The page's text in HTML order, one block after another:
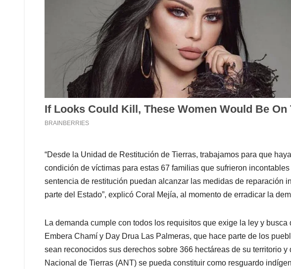
“Desde la Unidad de Restitución de Tierras, trabajamos para que
condición de víctimas para estas 67 familias que sufrieron
sentencia de restitución puedan alcanzar las medidas de reparación
parte del Estado”, explicó Coral Mejía, al momento de erradicar la
La demanda cumple con todos los requisitos que exige la ley y
Embera Chamí y Day Drua Las Palmeras, que hace parte de los
sean reconocidos sus derechos sobre 366 hectáreas de su territorio y
Nacional de Tierras (ANT) se pueda constituir como resguardo